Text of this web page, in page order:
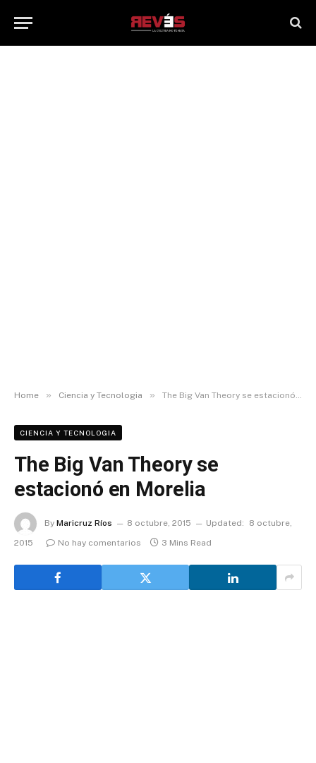
Home » Ciencia y Tecnologia » The Big Van Theory se estacionó en Morelia
CIENCIA Y TECNOLOGIA
The Big Van Theory se
estacionó en Morelia
By Maricruz Ríos 8 octubre, 2015 Updated:
8 octubre,
2015
No hay comentarios 3 Mins Read